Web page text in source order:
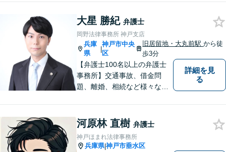
とりに合ったサポートを心が
けています。【夜間・休日相
談可能】【オンライン出張相
談可】
大星 勝紀 弁護士
岡野法律事務所 神戸支店
兵庫
県
|
神戸市中央
区
旧居留地・大丸前駅から徒
歩3分
【弁護士100名以上の弁護士
事務所】交通事故、借金問
題、離婚、相続など様々な問
まずはお気軽にご相談くださ
い！
詳細を見
る
河原林 直樹 弁護士
神戸ほまれ法律事務所
兵庫県|神戸市垂水区